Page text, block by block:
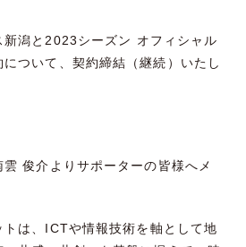
新潟と2023シーズン オフィシャル
ついて、契約締結（継続）いたし
俊介よりサポーターの皆様へメ
は、ICTや情報技術を軸として地